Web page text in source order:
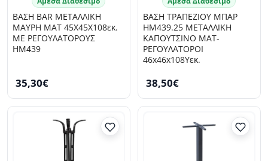
ΒΑΣΗ BAR ΜΕΤΑΛΛΙΚΗ
ΜΑΥΡΗ ΜΑΤ 45Χ45Χ108εκ.
ΜΕ ΡΕΓΟΥΛΑΤΟΡΟΥΣ
HM439
35,30€
ΒΑΣΗ ΤΡΑΠΕΖΙΟΥ ΜΠΑΡ
HM439.25 ΜΕΤΑΛΛΙΚΗ
ΚΑΠΟΥΤΣΙΝΟ ΜΑΤ-
ΡΕΓΟΥΛΑΤΟΡΟΙ
46x46x108Yεκ.
38,50€